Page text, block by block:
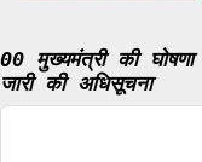
00 मुख्यमंत्री की
जारी की अधिसूचना